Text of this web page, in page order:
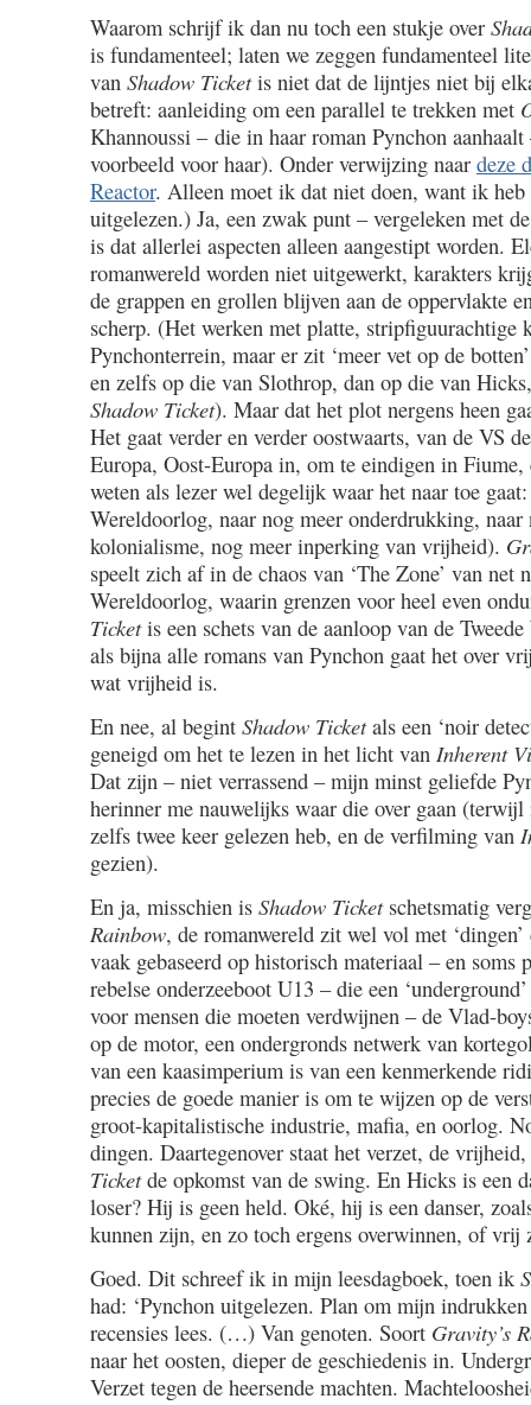
Waarom schrijf ik dan nu toch een stukje over
is fundamenteel; laten we zeggen fundamenteel
van Shadow Ticketis niet dat de lijntjes niet bij
betreft: aanleiding om een parallel te trekken met
Khannoussi – die in haar roman Pynchon aanhaalt
voorbeeld voor haar). Onder verwijzing naar deze
Reactor. Alleen moet ik dat niet doen, want ik heb
uitgelezen.) Ja, een zwak punt – vergeleken met
is dat allerlei aspecten alleen aangestipt worden.
romanwereld worden niet uitgewerkt, karakters
de grappen en grollen blijven aan de oppervlakte
scherp. (Het werken met platte, stripfiguurachtige
Pynchonterrein, maar er zit ‘meer vet op de
en zelfs op die van Slothrop, dan op die van
Shadow Ticket). Maar dat het plot nergens heen
Het gaat verder en verder oostwaarts, van de VS
Europa, Oost-Europa in, om te eindigen in
weten als lezer wel degelijk waar het naar toe
Wereldoorlog, naar nog meer onderdrukking, naar
kolonialisme, nog meer inperking van vrijheid).
speelt zich af in de chaos van ‘The Zone’ van net
Wereldoorlog, waarin grenzen voor heel even
Ticketis een schets van de aanloop van de
als bijna alle romans van Pynchon gaat het over
wat vrijheid is.
En nee, al begint Shadow Ticketals een ‘noir
geneigd om het te lezen in het licht van Inherent
Dat zijn – niet verrassend – mijn minst geliefde
herinner me nauwelijks waar die over gaan
zelfs twee keer gelezen heb, en de verfilming van
gezien).
En ja, misschien is Shadow Ticketschetsmatig
Rainbow, de romanwereld zit wel vol met
vaak gebaseerd op historisch materiaal – en soms
rebelse onderzeeboot U13 – die een
voor mensen die moeten verdwijnen – de Vlad-
op de motor, een ondergronds netwerk van
van een kaasimperium is van een kenmerkende
precies de goede manier is om te wijzen op de
groot-kapitalistische industrie, mafia, en oorlog.
dingen. Daartegenover staat het verzet, de
Ticketde opkomst van de swing. En Hicks is een
loser? Hij is geen held. Oké, hij is een danser,
kunnen zijn, en zo toch ergens overwinnen, of vrij
Goed. Dit schreef ik in mijn leesdagboek, toen ik
had: ‘Pynchon uitgelezen. Plan om mijn
recensies lees. (…) Van genoten. Soort Gravity’s
naar het oosten, dieper de geschiedenis in.
Verzet tegen de heersende machten.